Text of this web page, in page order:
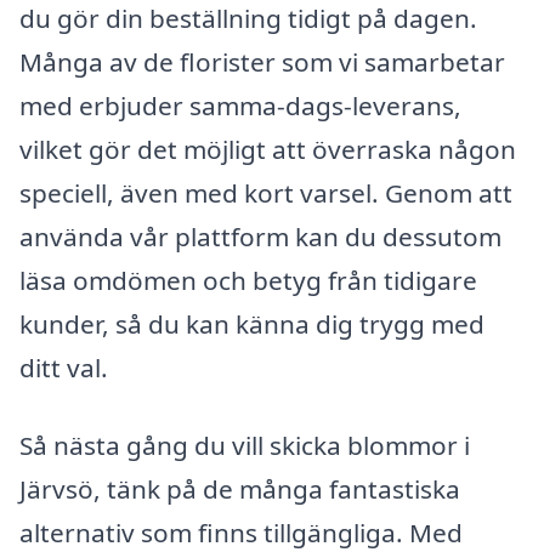
du gör din beställning tidigt på dagen.
Många av de florister som vi samarbetar
med erbjuder samma-dags-leverans,
vilket gör det möjligt att överraska någon
speciell, även med kort varsel. Genom att
använda vår plattform kan du dessutom
läsa omdömen och betyg från tidigare
kunder, så du kan känna dig trygg med
ditt val.
Så nästa gång du vill skicka blommor i
Järvsö, tänk på de många fantastiska
alternativ som finns tillgängliga. Med